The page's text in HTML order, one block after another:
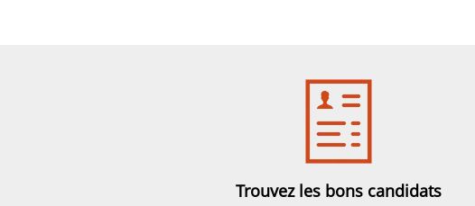
Trouvez les bons candidats